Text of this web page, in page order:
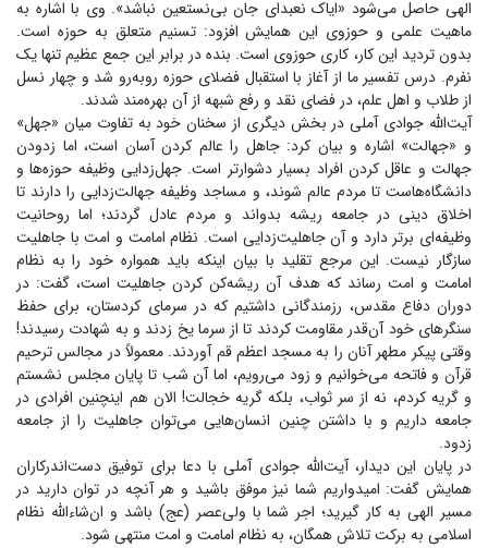
الهی حاصل می‌شود «ایاک نعبد‌ای جان بی‌نستعین نباشد». وی با اشاره به
ماهیت علمی و حوزوی این همایش افزود: تسنیم متعلق به حوزه است.
بدون تردید این کار، کاری حوزوی است. بنده در برابر این جمع عظیم تنها یک
نفرم. درس تفسیر ما از آغاز با استقبال فضلای حوزه روبه‌رو شد و چهار نسل
از طلاب و اهل علم، در فضای نقد و رفع شبهه از آن بهره‌مند شدند.
آیت‌الله جوادی آملی در بخش دیگری از سخنان خود به تفاوت میان «جهل»
و «جهالت» اشاره و بیان کرد: جاهل را عالم کردن آسان است، اما زدودن
جهالت و عاقل کردن افراد بسیار دشوارتر است. جهل‌زدایی وظیفه حوزه‌ها و
دانشگاه‌هاست تا مردم عالم شوند، و مساجد وظیفه جهالت‌زدایی را دارند تا
اخلاق دینی در جامعه ریشه بدواند و مردم عادل گردند؛ اما روحانیت
وظیفه‌ای برتر دارد و آن جاهلیت‌زدایی است. نظام امامت و امت با جاهلیت
سازگار نیست. این مرجع تقلید با بیان اینکه باید همواره خود را به نظام
امامت و امت رساند که هدف آن ریشه‌کن کردن جاهلیت است، گفت: در
دوران دفاع مقدس، رزمندگانی داشتیم که در سرمای کردستان، برای حفظ
سنگر‌های خود آن‌قدر مقاومت کردند تا از سرما یخ زدند و به شهادت رسیدند!
وقتی پیکر مطهر آنان را به مسجد اعظم قم آوردند. معمولاً در مجالس ترحیم
قرآن و فاتحه می‌خوانیم و زود می‌رویم، اما آن شب تا پایان مجلس نشستم
و گریه کردم، نه از سر ثواب، بلکه گریه خجالت! الان هم اینچنین افرادی در
جامعه داریم و با داشتن چنین انسان‌هایی می‌توان جاهلیت را از جامعه
زدود.
در پایان این دیدار، آیت‌الله جوادی آملی با دعا برای توفیق دست‌اندرکاران
همایش گفت: امیدواریم شما نیز موفق باشید و هر آنچه در توان دارید در
مسیر الهی به کار گیرید؛ اجر شما با ولی‌عصر (عج) باشد و ان‌شاءالله نظام
اسلامی به برکت تلاش همگان، به نظام امامت و امت منتهی شود.